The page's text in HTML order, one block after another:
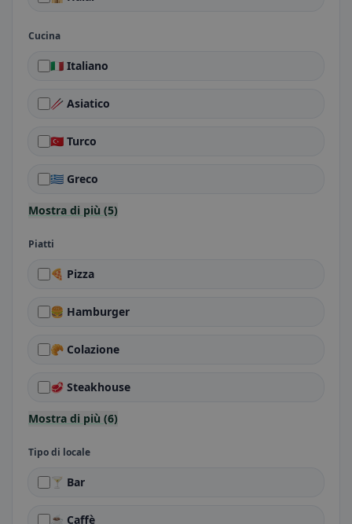
Cucina
🇮🇹 Italiano
🥢 Asiatico
🇹🇷 Turco
🇬🇷 Greco
Mostra di più (5)
Piatti
🍕 Pizza
🍔 Hamburger
🥐 Colazione
🥩 Steakhouse
Mostra di più (6)
Tipo di locale
🍸 Bar
☕ Caffè